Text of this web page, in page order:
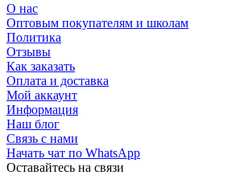
О нас
Оптовым покупателям и школам
Политика
Отзывы
Как заказать
Оплата и доставка
Мой аккаунт
Информация
Наш блог
Связь с нами
Начать чат по WhatsApp
Оставайтесь на связи